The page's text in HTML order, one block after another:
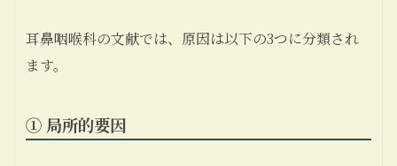
耳鼻咽喉科の文献では、原因は以下の3つに分類され
ます。
① 局所的要因